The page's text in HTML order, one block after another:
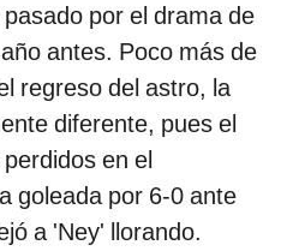
por el drama de
antes. Poco más de
regreso del astro, la
diferente, pues el
en el
goleada por 6-0 ante
a 'Ney' llorando.